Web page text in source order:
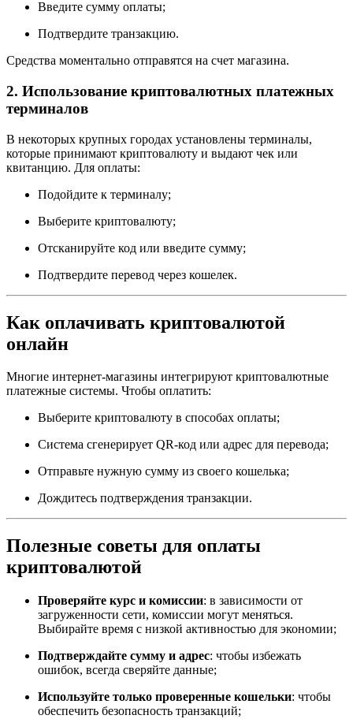
Введите сумму оплаты;
Подтвердите транзакцию.
Средства моментально отправятся на счет магазина.
2. Использование криптовалютных платежных
терминалов
В некоторых крупных городах установлены терминалы,
которые принимают криптовалюту и выдают чек или
квитанцию. Для оплаты:
Подойдите к терминалу;
Выберите криптовалюту;
Отсканируйте код или введите сумму;
Подтвердите перевод через кошелек.
Как оплачивать криптовалютой
онлайн
Многие интернет-магазины интегрируют криптовалютные
платежные системы. Чтобы оплатить:
Выберите криптовалюту в способах оплаты;
Система сгенерирует QR-код или адрес для перевода;
Отправьте нужную сумму из своего кошелька;
Дождитесь подтверждения транзакции.
Полезные советы для оплаты
криптовалютой
Проверяйте курс и комиссии: в зависимости от
загруженности сети, комиссии могут меняться.
Выбирайте время с низкой активностью для экономии;
Подтверждайте сумму и адрес: чтобы избежать
ошибок, всегда сверяйте данные;
Используйте только проверенные кошельки: чтобы
обеспечить безопасность транзакций;